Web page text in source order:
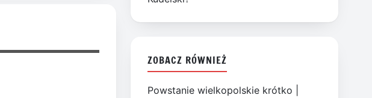
ZOBACZ RÓWNIEŻ
Powstanie wielkopolskie krótko